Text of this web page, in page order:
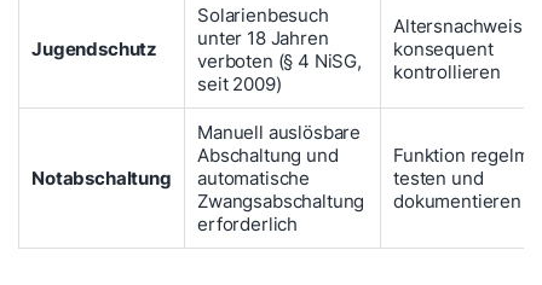
Jugendschutz
Solarienbesuch
unter 18 Jahren
verboten (§ 4 NiSG,
seit 2009)
Altersnachweis
konsequent
kontrollieren
Notabschaltung
Manuell auslösbare
Abschaltung und
automatische
Zwangsabschaltung
erforderlich
Funktion
testen und
dokumentieren